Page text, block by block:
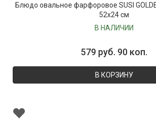
Блюдо овальное фарфоровое SUSI
52х24 см
В НАЛИЧИИ
579 руб. 90 коп.
В КОРЗИНУ